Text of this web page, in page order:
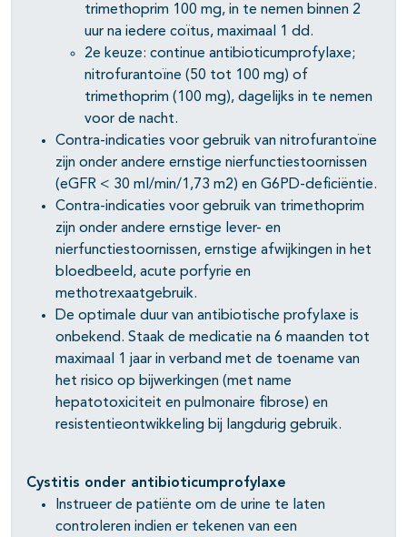
trimethoprim 100 mg, in te nemen binnen 2
uur na iedere coïtus, maximaal 1 dd.
2e keuze: continue antibioticumprofylaxe;
nitrofurantoïne (50 tot 100 mg) of
trimethoprim (100 mg), dagelijks in te nemen
voor de nacht.
Contra-indicaties voor gebruik van nitrofurantoïne
zijn onder andere ernstige nierfunctiestoornissen
(eGFR < 30 ml/min/1,73 m2) en G6PD-deficiëntie.
Contra-indicaties voor gebruik van trimethoprim
zijn onder andere ernstige lever- en
nierfunctiestoornissen, ernstige afwijkingen in het
bloedbeeld, acute porfyrie en
methotrexaatgebruik.
De optimale duur van antibiotische profylaxe is
onbekend. Staak de medicatie na 6 maanden tot
maximaal 1 jaar in verband met de toename van
het risico op bijwerkingen (met name
hepatotoxiciteit en pulmonaire fibrose) en
resistentieontwikkeling bij langdurig gebruik.
Cystitis onder antibioticumprofylaxe
Instrueer de patiënte om de urine te laten
controleren indien er tekenen van een